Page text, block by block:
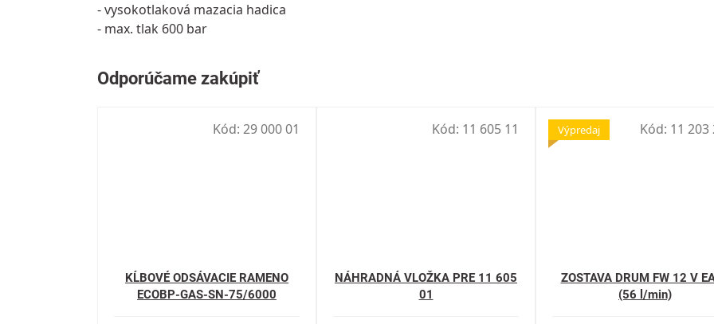
- vysokotlaková mazacia hadica
- max. tlak 600 bar
KĹBOVÉ ODSÁVACIE RAMENO
ECOBP-GAS-SN-75/6000
Kód: 29 000 01
NÁHRADNÁ VLOŽKA PRE 11 605
01
Kód: 11 605 11 Výpredaj
ZOSTAVA DRUM FW 12 V
(56 l/min)
Kód: 11 203